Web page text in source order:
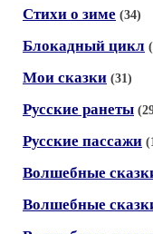
Стихи о зиме (34)
Блокадный цикл
Мои сказки (31)
Русские ранеты
Русские пассажи
Волшебные
Волшебные